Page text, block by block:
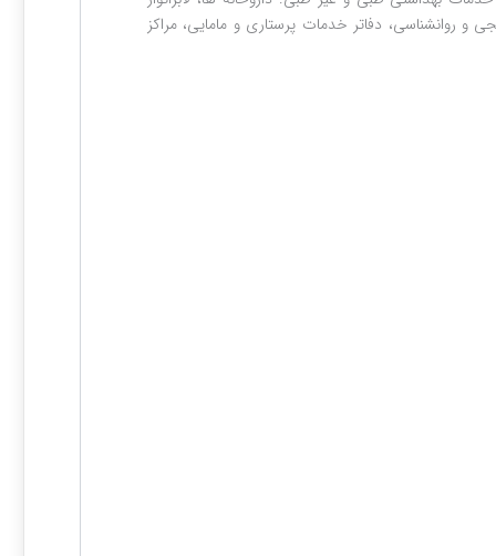
و روانشناسی، دفاتر خدمات پرستاری و مامایی، مراکز